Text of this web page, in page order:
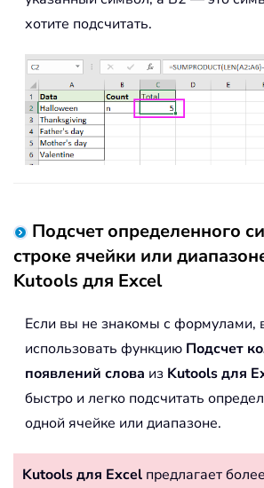
хотите подсчитать.
Подсчет определенного
строке ячейки или
Kutools для Excel
Если вы не знакомы с формулами,
использовать функцию Подсчет
появлений слова из Kutools для
быстро и легко подсчитать
одной ячейке или диапазоне.
Kutools для Excel предлагает